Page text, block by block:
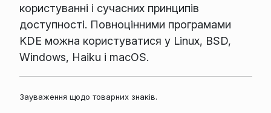
користуванні і сучасних принципів
доступності. Повноцінними програмами
KDE можна користуватися у Linux, BSD,
Windows, Haiku і macOS.
Зауваження щодо товарних знаків.